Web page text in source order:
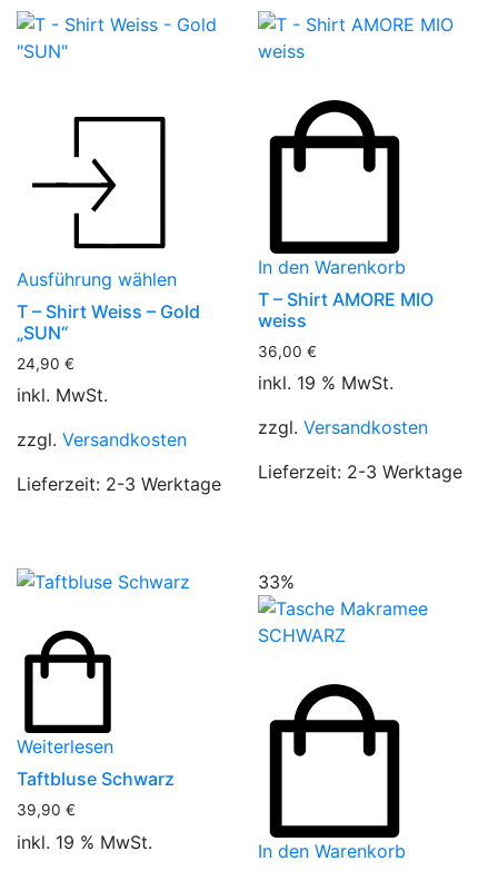
Ausführung wählen
können
Produktseite
werden
T – Shirt Weiss – Gold
„SUN“
24,90 €
inkl. MwSt.
zzgl. Versandkosten
Lieferzeit: 2-3 Werktage
In den Warenkorb
T – Shirt AMORE MIO
weiss
36,00€
inkl. 19 % MwSt.
zzgl.Versandkosten
Lieferzeit: 2-3 Werktage
Weiterlesen
Taftbluse Schwarz
39,90 €
inkl. 19 % MwSt.
33%
In den Warenkorb